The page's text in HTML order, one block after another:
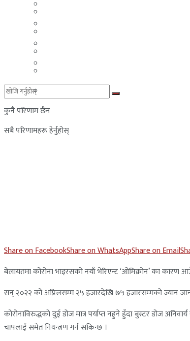
कुनै परिणाम छैन
सबै परिणामहरू हेर्नुहोस्
Share on FacebookShare on WhatsAppShare on Email
बेलायतमा कोरोना भाइरसको नयाँ भेरिएन्ट ‘ओमिक्रोन’ का
सन् २०२२ को अप्रिलसम्म २५ हजारदेखि ७५ हजारसम्मको ज्यान
कोरोनाविरुद्धको दुई डोज मात्र पर्याप्त नहुने हुँदा बुस्टर डोज
चापलाई समेत नियन्त्रण गर्न सकिन्छ ।